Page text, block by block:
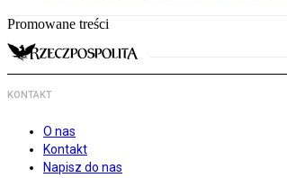
Promowane treści
KONTAKT
O nas
Kontakt
Napisz do nas